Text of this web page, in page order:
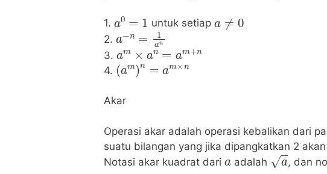
1.
a0
untuk setiap
0
2.
a −n = 1an
3.
am n= m+ n
4.
(am)n= am×n
Akar
Operasi akar adalah operasi kebalikan dari
suatu bilangan yang jika dipangkatkan 2
Notasi akar kuadrat dari
a
adalah
a
, dan